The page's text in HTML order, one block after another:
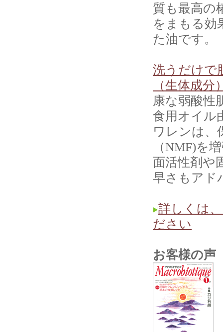
質も最高の
をまもる効
た油です。
洗うだけで
（生体成分
康な弱酸性
食用オイル
ワレンは、
（NMF)を
面活性剤や
早さもアド
詳しくは
ださい
お客様の声